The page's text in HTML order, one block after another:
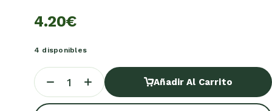
4.20€
4 disponibles
Añadir Al Carrito